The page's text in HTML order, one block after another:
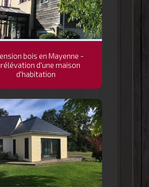
bois en Mayenne -
d'une maison
d'habitation